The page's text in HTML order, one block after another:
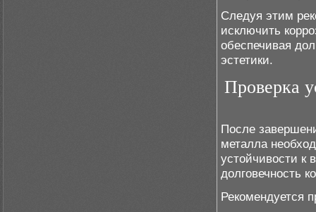
Следуя этим
исключить
обеспечивая
эстетики.
Проверка
После
металла
устойчивости к
долговечность
Рекомендуется